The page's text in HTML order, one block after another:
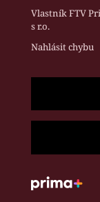
Vlastník FTV
s r.o.
Nahlásit chybu